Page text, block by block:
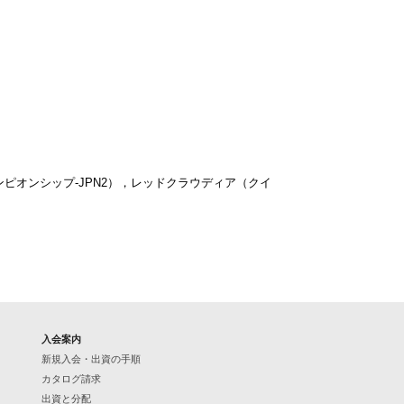
オンシップ-JPN2），レッドクラウディア（クイ
入会案内
新規入会・出資の手順
カタログ請求
出資と分配